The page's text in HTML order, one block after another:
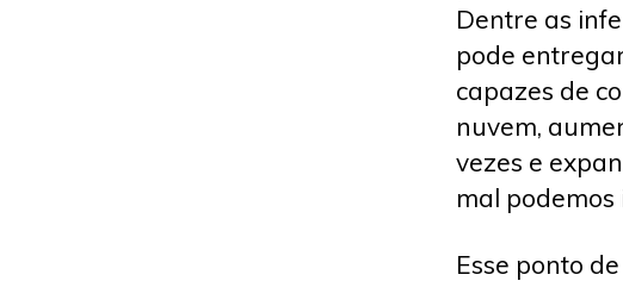
Dentre as
pode
capazes de
nuvem,
vezes e
mal
Esse ponto